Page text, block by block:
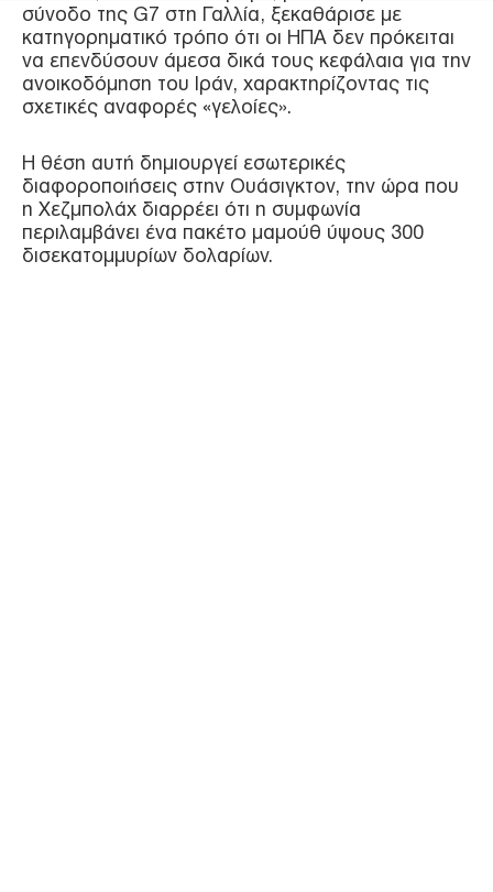
σύνοδο της G7 στη Γαλλία, ξεκαθάρισε με
κατηγορηματικό τρόπο ότι οι ΗΠΑ δεν πρόκειται
να επενδύσουν άμεσα δικά τους κεφάλαια για την
ανοικοδόμηση του Ιράν, χαρακτηρίζοντας τις
σχετικές αναφορές «γελοίες».
Η θέση αυτή δημιουργεί εσωτερικές
διαφοροποιήσεις στην Ουάσιγκτον, την ώρα που
η Χεζμπολάχ διαρρέει ότι η συμφωνία
περιλαμβάνει ένα πακέτο μαμούθ ύψους 300
δισεκατομμυρίων δολαρίων.